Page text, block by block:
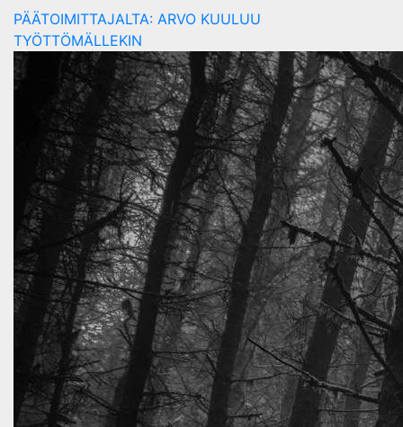
PÄÄTOIMITTAJALTA: ARVO KUULUU
TYÖTTÖMÄLLEKIN